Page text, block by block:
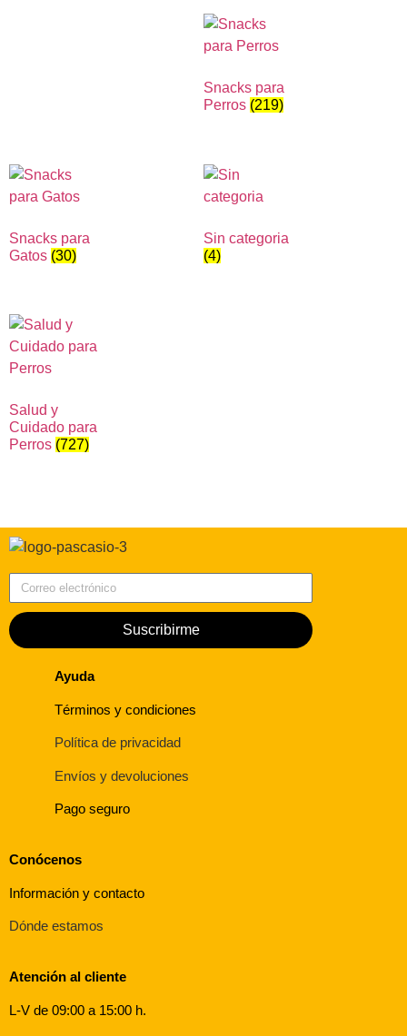
Snacks para
Perros (219)
Snacks para
Gatos (30)
Sin categoria
(4)
Salud y
Cuidado para
Perros (727)
Suscribirme
Ayuda
Términos y condiciones
Política de privacidad
Envíos y devoluciones
Pago seguro
Conócenos
Información y contacto
Dónde estamos
Atención al cliente
L-V de 09:00 a 15:00 h.